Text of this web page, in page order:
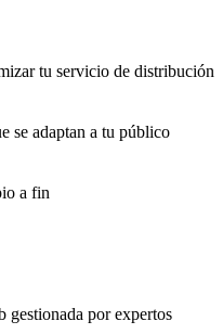
tu servicio de distribución
se adaptan a tu público
a fin
gestionada por expertos